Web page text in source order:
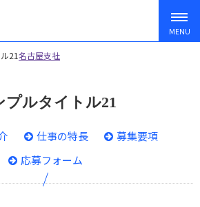
名古屋支社
21
プルタイトル21
仕事の特長
募集要項
応募フォーム